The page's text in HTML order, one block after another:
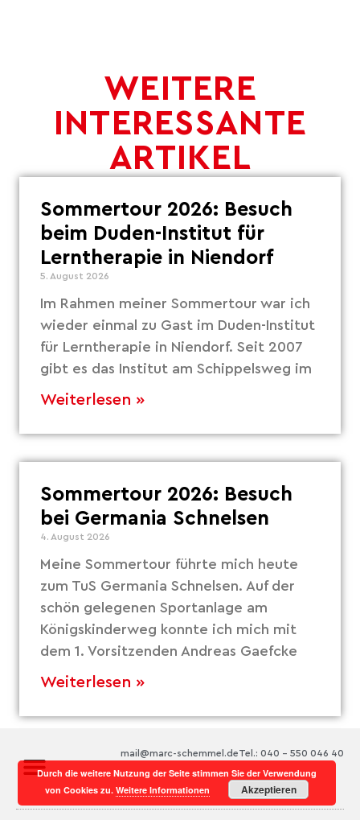
WEITERE
INTERESSANTE
ARTIKEL
Sommertour 2026: Besuch
beim Duden-Institut für
Lerntherapie in Niendorf
5. August 2026
Im Rahmen meiner Sommertour war ich
wieder einmal zu Gast im Duden-Institut
für Lerntherapie in Niendorf. Seit 2007
gibt es das Institut am Schippelsweg im
Weiterlesen »
Sommertour 2026: Besuch
bei Germania Schnelsen
4. August 2026
Meine Sommertour führte mich heute
zum TuS Germania Schnelsen. Auf der
schön gelegenen Sportanlage am
Königskinderweg konnte ich mich mit
dem 1. Vorsitzenden Andreas Gaefcke
Weiterlesen »
Tel.: 040 – 550 046 40
mail@marc-schemmel.de
Durch die weitere Nutzung der Seite stimmen Sie der Verwendung
von Cookies zu.Weitere Informationen Akzeptieren